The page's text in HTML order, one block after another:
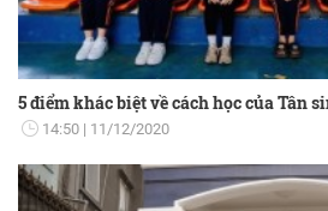
5 điểm khác biệt về cách học của Tân
14:50 11/12/2020